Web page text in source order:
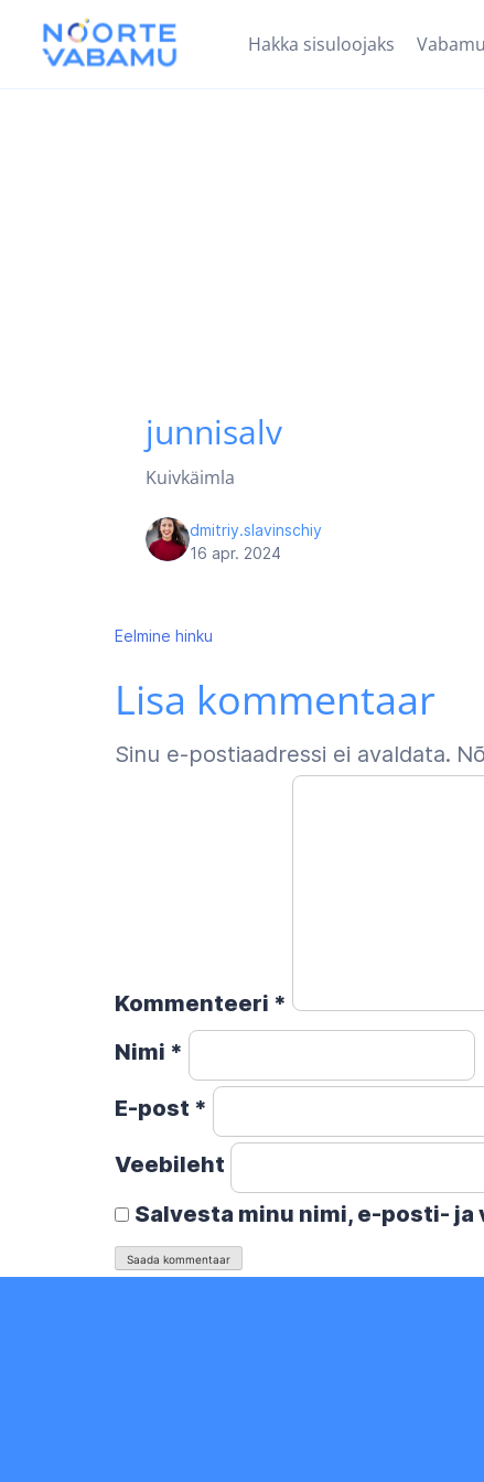
Hakka sisuloojaks Vabamu
junnisalv
Kuivkäimla
dmitriy.slavinschiy
16 apr. 2024
Navigeerimine
Eelmine hinku
Lisa kommentaar
Sinu e-postiaadressi ei avaldata.
Kommenteeri *
Nimi *
E-post *
Veebileht
Salvesta minu nimi, e-posti-